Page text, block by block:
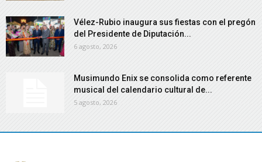
Vélez-Rubio inaugura sus fiestas con el pregón
del Presidente de Diputación...
6 agosto, 2026
Musimundo Enix se consolida como referente
musical del calendario cultural de...
5 agosto, 2026